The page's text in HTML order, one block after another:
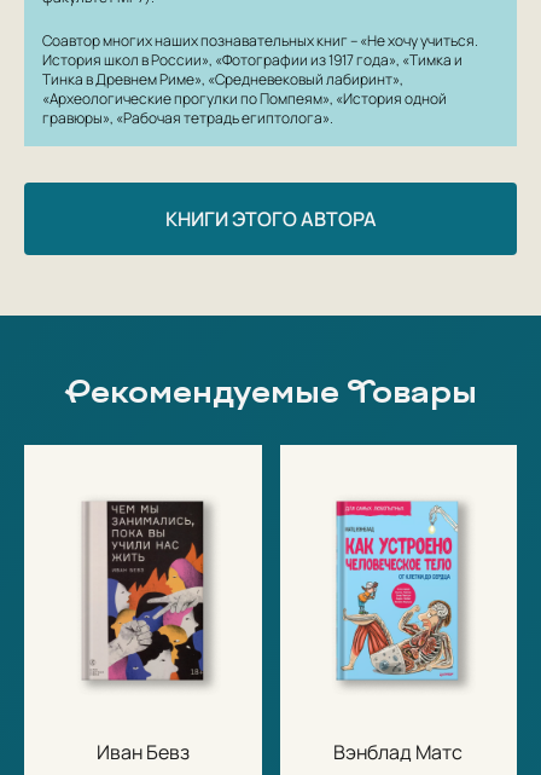
Соавтор многих наших познавательных книг – «Не хочу учиться.
История школ в России», «Фотографии из 1917 года», «Тимка и
Тинка в Древнем Риме», «Средневековый лабиринт»,
«Археологические прогулки по Помпеям», «История одной
гравюры», «Рабочая тетрадь египтолога».
КНИГИ ЭТОГО АВТОРА
Рекомендуемые Товары
Иван Бевз
Вэнблад Матс